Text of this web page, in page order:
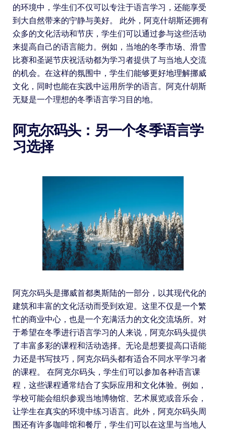
的环境中，学生们不仅可以专注于语言学习，还能享受
到大自然带来的宁静与美好。 此外，阿克什胡斯还拥有
众多的文化活动和节庆，学生们可以通过参与这些活动
来提高自己的语言能力。例如，当地的冬季市场、滑雪
比赛和圣诞节庆祝活动都为学习者提供了与当地人交流
的机会。在这样的氛围中，学生们能够更好地理解挪威
文化，同时也能在实践中运用所学的语言。阿克什胡斯
无疑是一个理想的冬季语言学习目的地。
阿克尔码头：另一个冬季语言学
习选择
阿克尔码头是挪威首都奥斯陆的一部分，以其现代化的
建筑和丰富的文化活动而受到欢迎。这里不仅是一个繁
忙的商业中心，也是一个充满活力的文化交流场所。对
于希望在冬季进行语言学习的人来说，阿克尔码头提供
了丰富多彩的课程和活动选择。无论是想要提高口语能
力还是书写技巧，阿克尔码头都有适合不同水平学习者
的课程。 在阿克尔码头，学生们可以参加各种语言课
程，这些课程通常结合了实际应用和文化体验。例如，
学校可能会组织参观当地博物馆、艺术展览或音乐会，
让学生在真实的环境中练习语言。此外，阿克尔码头周
围还有许多咖啡馆和餐厅，学生们可以在这里与当地人